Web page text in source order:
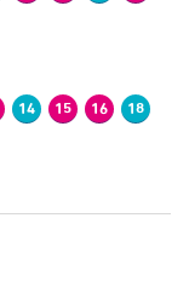
14 15 16 18